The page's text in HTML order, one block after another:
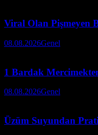
Viral Olan Pişmeyen
08.08.2026Genel
1 Bardak
08.08.2026Genel
Üzüm Suyundan